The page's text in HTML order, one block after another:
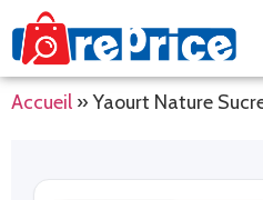
Accueil »Yaourt Nature